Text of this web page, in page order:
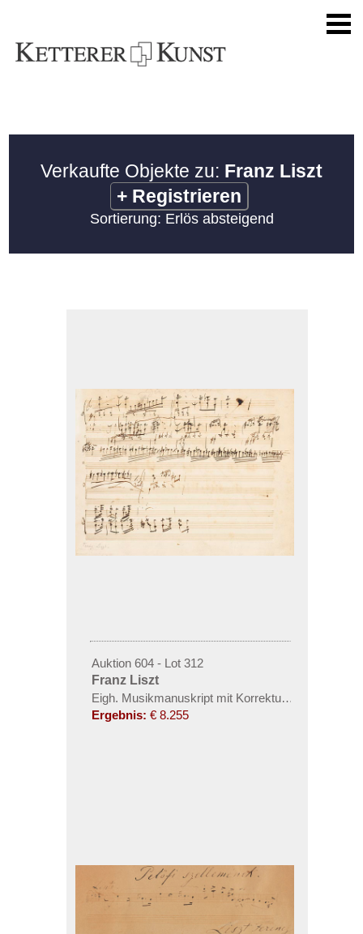
Verkaufte Objekte zu: Franz Liszt
+ Registrieren
Sortierung: Erlös absteigend
Auktion 604 - Lot 312
Franz Liszt
Eigh. Musikmanuskript mit Korrekturen
Ergebnis: € 8.255